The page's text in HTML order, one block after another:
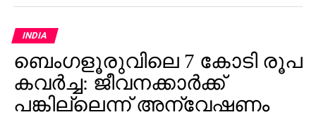
ചൈനീസ് ആയുധങ്ങള്‍ ഉപയോഗിച്ച് വിമാനഭാഗങ്ങള്‍
തകര്‍ത്ത്, അതിനെ യുദ്ധക്കാഴ്ചകളായി ചിത്രീകരിച്ച്
എ.ഐ സഹായത്തോടെ റഫാല്‍ തകര്‍ന്നതുപോലെ
മാറ്റിയാണ് വീഡിയോ പ്രചരിപ്പിച്ചതെന്ന് റിപ്പോര്‍ട്ട്
വ്യക്തമാക്കുന്നു. ചൈനയുടെ ആയുധ വിപണിയെ
ശക്തിപ്പെടുത്താനും റഫാലിന്റെ ആഗോള
INDIA
ബെംഗളൂരുവിലെ 7 കോടി രൂപ
കവര്‍ച്ച: ജീവനക്കാര്‍ക്ക്
പങ്കില്ലെന്ന് അന്വേഷണം